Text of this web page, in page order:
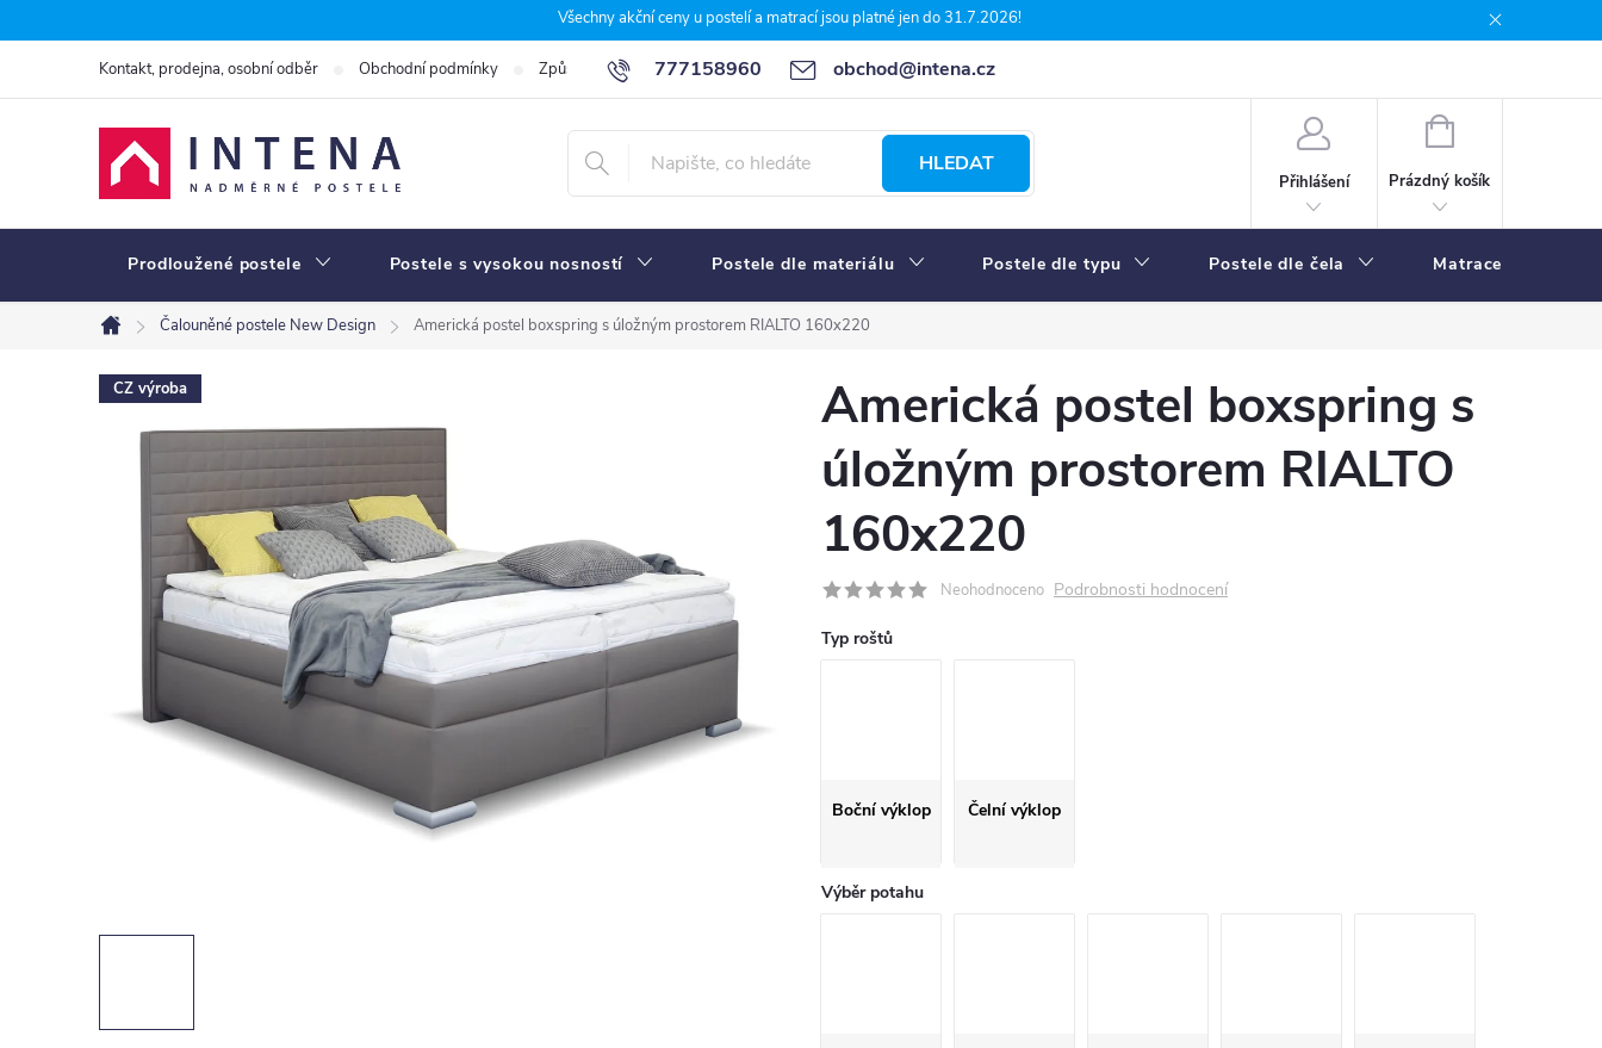
na
Všechny akční ceny u postelí a matrací jsou platné jen do 31.7.2026!
777158960 obchod@intena.cz
Kontakt, prodejna, osobní odběr Obchodní podmínky Způsoby a ceny dopravy 7 důvodů, proč nakupit u Intena nábytek
HLEDAT
Přihlášení
NÁKUPNÍ
Prázdný košík
Prodloužené postele Postele s vysokou nosností Postele dle materiálu Postele dle typu Postele dle čela Matrace
Domů
Čalouněné postele New Design Americká postel boxspring s úložným prostorem RIALTO 160x220
CZ výroba
Americká postel boxspring s
úložným prostorem RIALTO
160x220
Neohodnoceno Podrobnosti hodnocení
Typ roštů
Boční výklop Čelní výklop
Výběr potahu